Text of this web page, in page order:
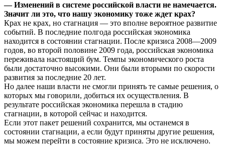
— Изменений в системе российской власти не намечается.
Значит ли это, что нашу экономику тоже ждет крах?
Крах не крах, но стагнация — это вполне вероятное развитие
событий. В последние полгода российская экономика
находится в состоянии стагнации. После кризиса 2008—2009
годов, во второй половине 2009 года, российская экономика
переживала настоящий бум. Темпы экономического роста
были достаточно высокими. Они были вторыми по скорости
развития за последние 20 лет.
Но далее наши власти не смогли принять те самые решения, о
которых мы говорили, добиться их осуществления. В
результате российская экономика перешла в стадию
стагнации, в которой сейчас и находится.
Если этот пакет решений сохранится, мы останемся в
состоянии стагнации, а если будут приняты другие решения,
мы можем перейти в состояние кризиса. Это не исключено.